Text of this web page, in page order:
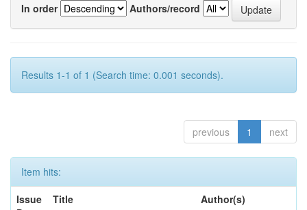
In order
Authors/record
Results 1-1 of 1 (Search time: 0.001 seconds).
previous 1 next
Item hits:
Issue
Title Author(s)